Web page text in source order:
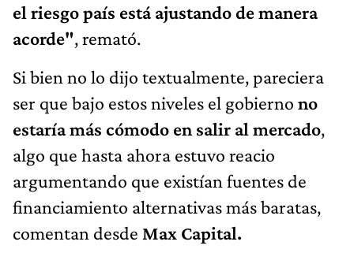
el riesgo país está ajustando de manera
acorde", remató.
Si bien no lo dijo textualmente, pareciera
ser que bajo estos niveles el gobierno no
estaría más cómodo en salir al mercado,
algo que hasta ahora estuvo reacio
argumentando que existían fuentes de
financiamiento alternativas más baratas,
comentan desde Max Capital.